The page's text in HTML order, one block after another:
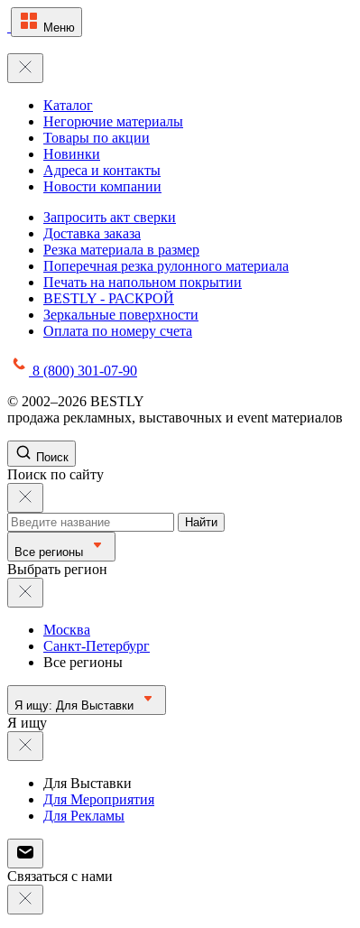
Меню
Каталог
Негорючие материалы
Товары по акции
Новинки
Адреса и контакты
Новости компании
Запросить акт сверки
Доставка заказа
Резка материала в размер
Поперечная резка рулонного материала
Печать на напольном покрытии
BESTLY - РАСКРОЙ
Зеркальные поверхности
Оплата по номеру счета
8 (800) 301-07-90
© 2002–2026 BESTLY
продажа рекламных, выставочных и event материалов
Поиск
Поиск по сайту
Найти
Все регионы
Выбрать регион
Москва
Санкт-Петербург
Все регионы
Я ищу: Для Выставки
Я ищу
Для Выставки
Для Мероприятия
Для Рекламы
Связаться с нами